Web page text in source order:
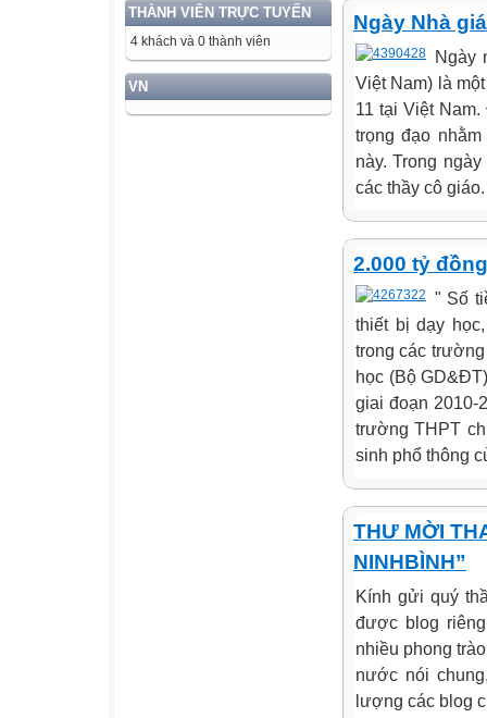
THÀNH VIÊN TRỰC TUYẾN
4 khách và 0 thành viên
VN
Ngày Nhà
Ngày
Việt Nam) là
11 tại Việt
trọng đạo
này. Trong
các thầy cô
2.000 tỷ
" Số
thiết bị dạy
trong các
học (Bộ
giai đoạn 2010-
trường THPT
sinh phổ thông
THƯ MỜI
NINHBÌNH”
Kính gửi quý
được blog
nhiều phong
nước nói
lượng các blog